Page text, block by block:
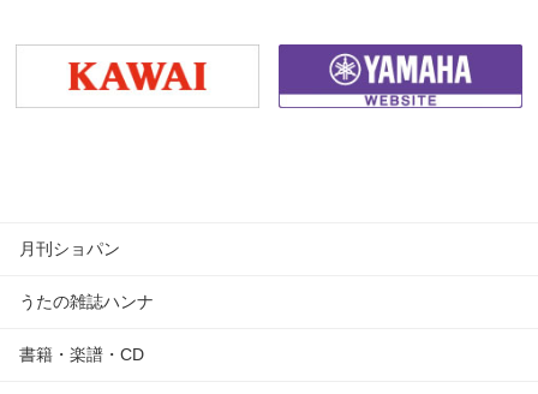
月刊ショパン
うたの雑誌ハンナ
書籍・楽譜・CD